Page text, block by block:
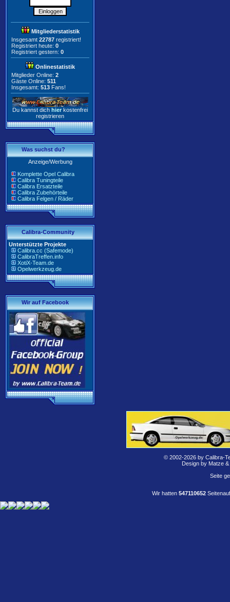
Mitgliederstatistik
Insgesamt 22787 registriert!
Registriert heute: 0
Registriert gestern: 0
Onlinestatistik
Mitglieder Online: 2
Gäste Online: 511
Insgesamt: 513 Fans!
Du kannst dich hier kostenfrei
registrieren
Was suchst du?
Anzeige/Werbung
Komplette Opel Calibra
Calibra Tuningteile
Calibra Ersatzteile
Calibra Zubehörteile
Calibra Felgen / Räder
Calibra-Community
Unterstützte Projekte
Calibra.cc (Safemode)
CalibraTreffen.info
XotiX-Team.de
Opelwerkzeug.de
Wir auf Facebook
© 2002-2026 by Calibra-
Design by Matze
Seite
Wir hatten 547110652